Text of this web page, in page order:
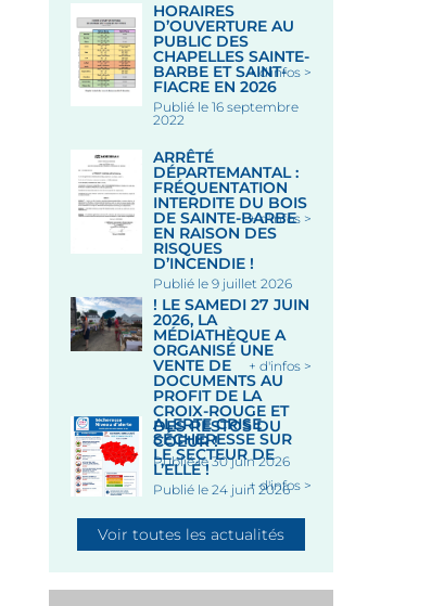
HORAIRES
D’OUVERTURE AU
PUBLIC DES
CHAPELLES SAINTE-
BARBE ET SAINT-
FIACRE EN 2026
Publié le 16 septembre
2022
+ d'infos >
ARRÊTÉ
DÉPARTEMANTAL :
FRÉQUENTATION
INTERDITE DU BOIS
DE SAINTE-BARBE
EN RAISON DES
RISQUES
D’INCENDIE !
Publié le 9 juillet 2026
+ d'infos >
! LE SAMEDI 27 JUIN
2026, LA
MÉDIATHÈQUE A
ORGANISÉ UNE
VENTE DE
DOCUMENTS AU
PROFIT DE LA
CROIX-ROUGE ET
DES RESTOS DU
COEUR !
Publié le 30 juin 2026
+ d'infos >
ALERTE CRISE
SÉCHERESSE SUR
LE SECTEUR DE
L’ELLÉ !
Publié le 24 juin 2026
+ d'infos >
Voir toutes les actualités